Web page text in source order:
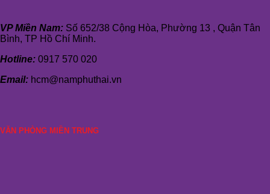
VP Miền Nam: Số 652/38 Cộng Hòa, Phường 13 , Quận Tân
Bình, TP Hồ Chí Minh.
Hotline: 0917 570 020
Email: hcm@namphuthai.vn
VĂN PHÒNG MIỀN TRUNG